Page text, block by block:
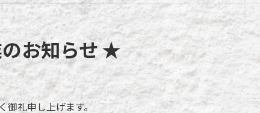
お知らせ ★
御礼申し上げます。